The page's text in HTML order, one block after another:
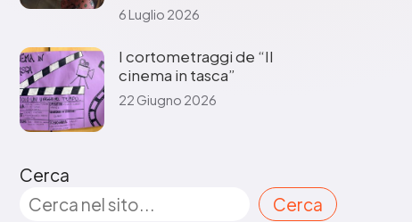
6 Luglio 2026
I cortometraggi de “Il
cinema in tasca”
22 Giugno 2026
Cerca
Cerca